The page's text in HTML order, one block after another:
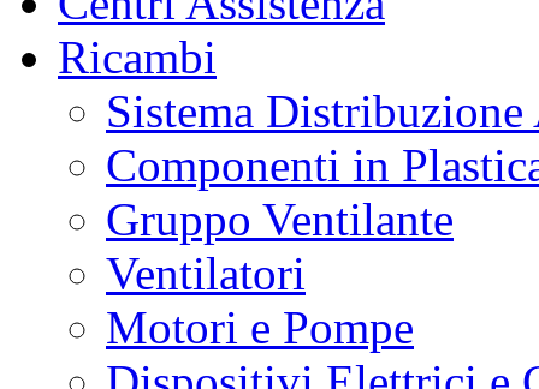
Ricambi
Sistema Distribuzione
Componenti in
Gruppo Ventilante
Ventilatori
Motori e Pompe